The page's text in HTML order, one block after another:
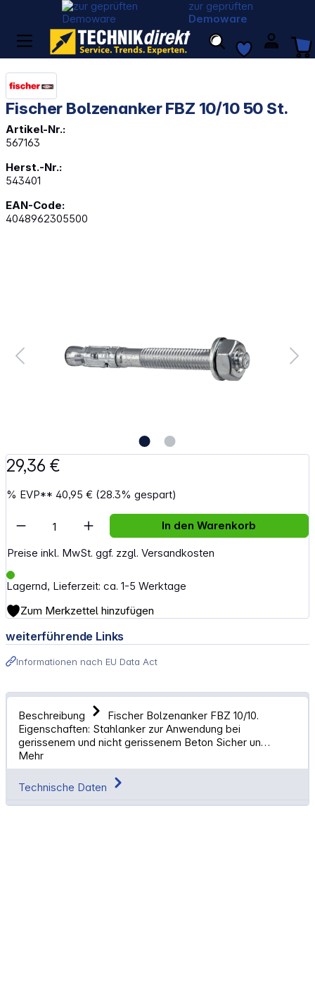
zur geprüften
Demoware
Fischer Bolzenanker FBZ 10/10 50 St.
Artikel-Nr.:
567163
Herst.-Nr.:
543401
EAN-Code:
4048962305500
29,36 €
% EVP**40,95 € (28.3% gespart)
Preise inkl. MwSt. ggf. zzgl. Versandkosten
Lagernd, Lieferzeit: ca. 1-5 Werktage
Artikel Anzahl: Gib den gewünschten
In den Warenkorb
Zum Merkzettel hinzufügen
weiterführende Links
Informationen nach EU Data Act
Beschreibung
Fischer Bolzenanker FBZ 10/10.
Eigenschaften: Stahlanker zur Anwendung bei
gerissenem und nicht gerissenem Beton Sicher un…
Mehr
Technische Daten